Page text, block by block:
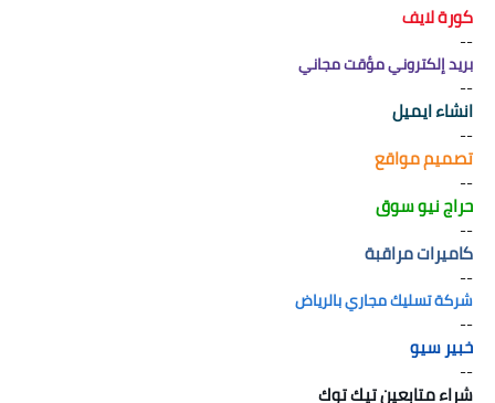
كورة لايف
--
بريد إلكتروني مؤقت مجاني
--
انشاء ايميل
--
تصميم مواقع
--
حراج نيو سوق
--
كاميرات مراقبة
--
شركة تسليك مجاري بالرياض
--
خبير سيو
--
شراء متابعين تيك توك